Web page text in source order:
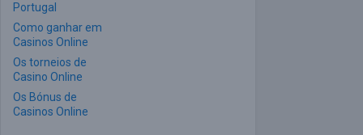
Portugal
Como ganhar em
Casinos Online
Os torneios de
Casino Online
Os Bónus de
Casinos Online